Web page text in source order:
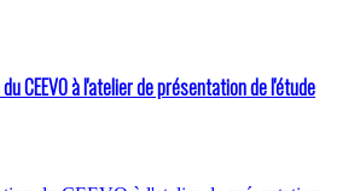
CEEVO à l'atelier de présentation de l'étude